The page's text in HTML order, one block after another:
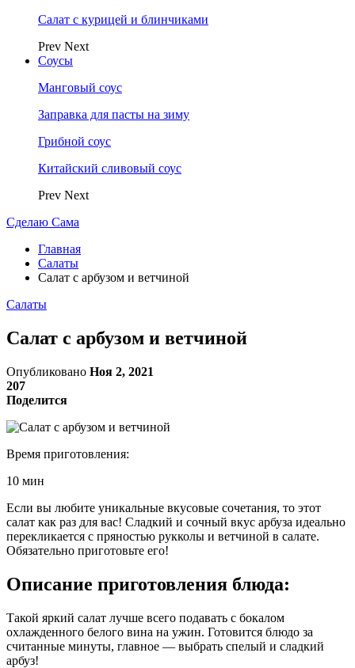
Салат с курицей и блинчиками
Prev Next
Соусы
Манговый соус
Заправка для пасты на зиму
Грибной соус
Китайский сливовый соус
Prev Next
Сделаю Сама
Главная
Салаты
Салат с арбузом и ветчиной
Салаты
Салат с арбузом и ветчиной
Опубликовано Ноя 2, 2021
207
Поделится
Время приготовления:
10 мин
Если вы любите уникальные вкусовые сочетания, то этот
салат как раз для вас! Сладкий и сочный вкус арбуза идеально
перекликается с пряностью рукколы и ветчиной в салате.
Обязательно приготовьте его!
Описание приготовления блюда:
Такой яркий салат лучше всего подавать с бокалом
охлажденного белого вина на ужин. Готовится блюдо за
считанные минуты, главное — выбрать спелый и сладкий
арбуз!